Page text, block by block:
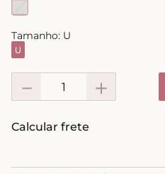
Tamanho: U
U
＋
－
biquini
10º calcinha